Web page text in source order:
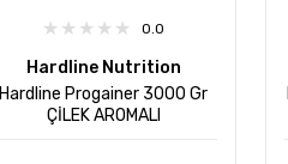
0.0
Hardline Nutrition
Hardline Progainer 3000 Gr
ÇİLEK AROMALI